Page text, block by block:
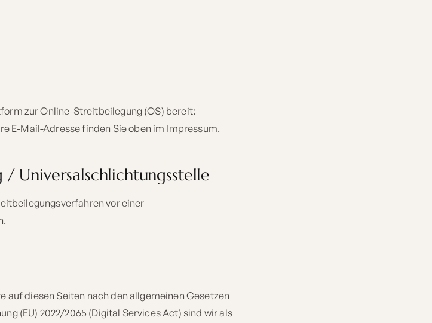
zur Online-Streitbeilegung (OS) bereit:
E-Mail-Adresse finden Sie oben im Impressum.
Universalschlichtungsstelle
vor einer
auf diesen Seiten nach den allgemeinen Gesetzen
(EU) 2022/2065 (Digital Services Act) sind wir als